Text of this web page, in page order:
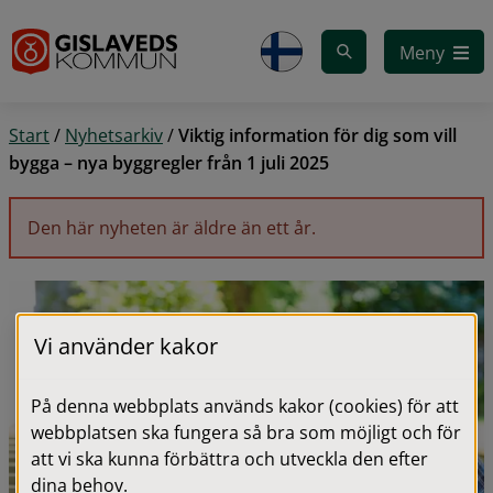
Meny
Start/ Nyhetsarkiv/Viktig information för dig som vill
bygga – nya byggregler från 1 juli 2025
Den här nyheten är äldre än ett år.
Vi använder kakor
På denna webbplats används kakor (cookies) för att
webbplatsen ska fungera så bra som möjligt och för
att vi ska kunna förbättra och utveckla den efter
dina behov.